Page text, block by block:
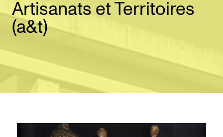
Artisanats et Territoires
(a&t)